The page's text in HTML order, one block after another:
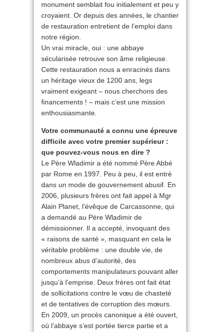
monument semblait fou initialement et peu y
croyaient. Or depuis des années, le chantier
de restauration entretient de l’emploi dans
notre région.
Un vrai miracle, oui : une abbaye
sécularisée retrouve son âme religieuse.
Cette restauration nous a enracinés dans
un héritage vieux de 1200 ans, legs
vraiment exigeant – nous cherchons des
financements ! – mais c’est une mission
enthousiasmante.
Votre communauté a connu une épreuve
difficile avec votre premier supérieur :
que pouvez-vous nous en dire ?
Le Père Wladimir a été nommé Père Abbé
par Rome en 1997. Peu à peu, il est entré
dans un mode de gouvernement abusif. En
2006, plusieurs frères ont fait appel à Mgr
Alain Planet, l’évêque de Carcassonne, qui
a demandé au Père Wladimir de
démissionner. Il a accepté, invoquant des
« raisons de santé », masquant en cela le
véritable problème : une double vie, de
nombreux abus d’autorité, des
comportements manipulateurs pouvant aller
jusqu’à l’emprise. Deux frères ont fait état
de sollicitations contre le vœu de chasteté
et de tentatives de corruption des mœurs.
En 2009, un procès canonique a été ouvert,
où l’abbaye s’est portée tierce partie et a